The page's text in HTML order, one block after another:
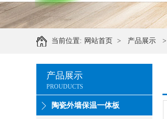
当前位置: 网站首页 > 产品展示 >
产品展示
PROUDUCTS
陶瓷外墙保温一体板